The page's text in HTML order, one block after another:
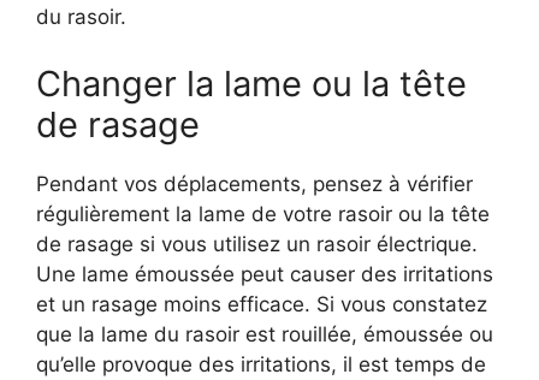
du rasoir.
Changer la lame ou la tête
de rasage
Pendant vos déplacements, pensez à vérifier
régulièrement la lame de votre rasoir ou la tête
de rasage si vous utilisez un rasoir électrique.
Une lame émoussée peut causer des irritations
et un rasage moins efficace. Si vous constatez
que la lame du rasoir est rouillée, émoussée ou
qu’elle provoque des irritations, il est temps de